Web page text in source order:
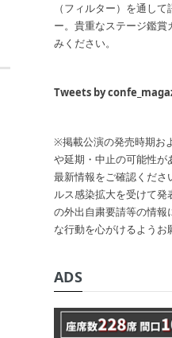
（フィルター）を通し
ー。貴重なステージ鑑賞
みください。
Tweets by
※掲載公演の発売時期お
や延期・中止の可能性が
最新情報をご確認くださ
ルス感染拡大を受けて発
の外出自粛要請等の情報
な行動を心がけるようお
ADS